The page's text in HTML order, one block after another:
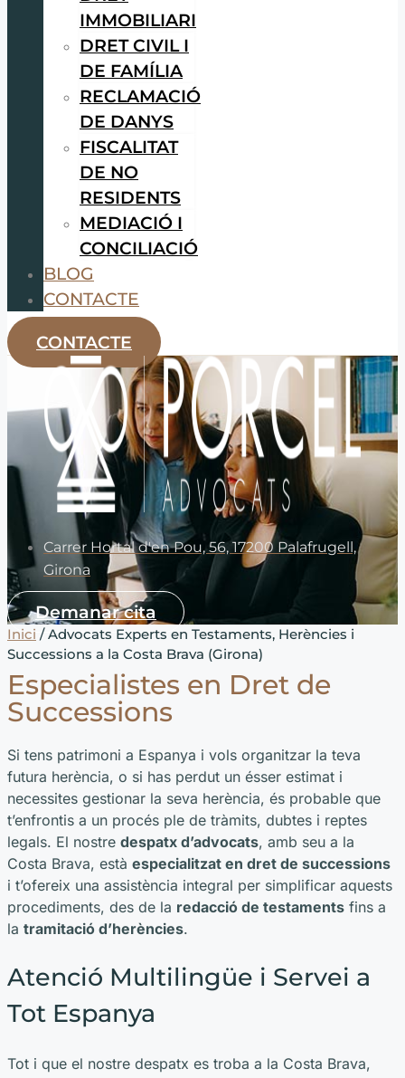
IMMOBILIARI
DRET CIVIL I
DE FAMÍLIA
RECLAMACIÓ
DE DANYS
FISCALITAT
DE NO
RESIDENTS
MEDIACIÓ I
CONCILIACIÓ
BLOG
CONTACTE
CONTACTE
Carrer Hortal d'en Pou, 56, 17200 Palafrugell,
Girona
Demanar cita
Inici / Advocats Experts en Testaments, Herències i
Successions a la Costa Brava (Girona)
Especialistes en Dret de
Successions
Si tens patrimoni a Espanya i vols organitzar la teva
futura herència, o si has perdut un ésser estimat i
necessites gestionar la seva herència, és probable que
t’enfrontis a un procés ple de tràmits, dubtes i reptes
legals. El nostre despatx d’advocats, amb seu a la
Costa Brava, està especialitzat en dret de successions
i t’ofereix una assistència integral per simplificar aquests
procediments, des de la redacció de testaments fins a
la tramitació d’herències.
Atenció Multilingüe i Servei a
Tot Espanya
Tot i que el nostre despatx es troba a la Costa Brava,